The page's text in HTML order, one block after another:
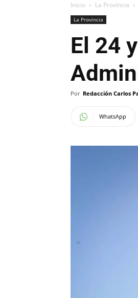
Inicio La Provincia
La Provincia
El 24
Por Redacción Carlos
WhatsApp